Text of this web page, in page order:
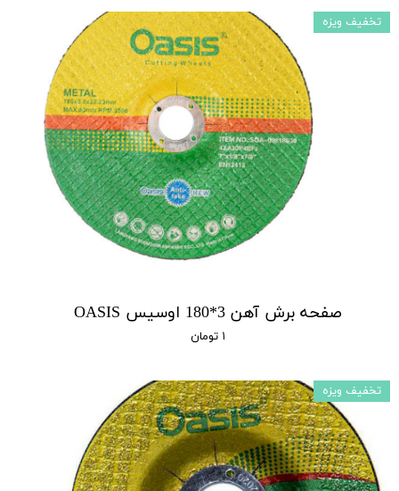
صفحه برش آهن 3*180 اوسیس OASIS
۱ تومان
تخفیف ویزه
تخفیف ویزه